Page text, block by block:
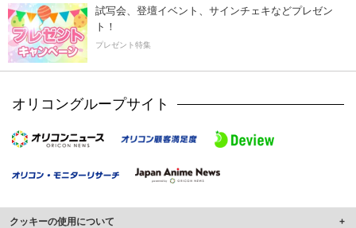
試写会、登壇イベント、サインチェキなどプレゼン
ト！
プレゼント特集
オリコングループサイト
クッキーの使用について